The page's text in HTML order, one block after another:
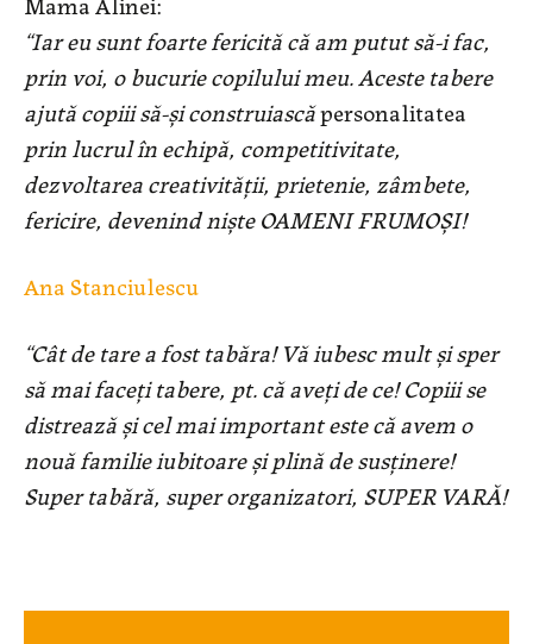
“Iar eu sunt foarte fericită că am putut să-i fac,
prin voi, o bucurie copilului meu. Aceste tabere
ajută copiii să-și construiascăpersonalitatea
prin lucrul în echipă, competitivitate,
dezvoltarea creativității, prietenie, zâmbete,
fericire, devenind niște OAMENI FRUMOȘI!
Ana Stanciulescu
“Cât de tare a fost tabăra! Vă iubesc mult și sper
să mai faceți tabere, pt. că aveți de ce! Copiii se
distrează și cel mai important este că avem o
nouă familie iubitoare și plină de susținere!
Super tabără, super organizatori, SUPER VARĂ!